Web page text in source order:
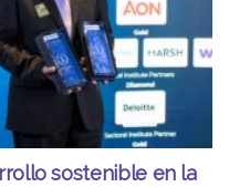
sostenible en la